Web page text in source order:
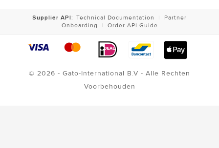
Supplier API: Technical Documentation |
Partner
Onboarding
| Order API Guide
© 2026 - Gato-International B.V - Alle Rechten
Voorbehouden